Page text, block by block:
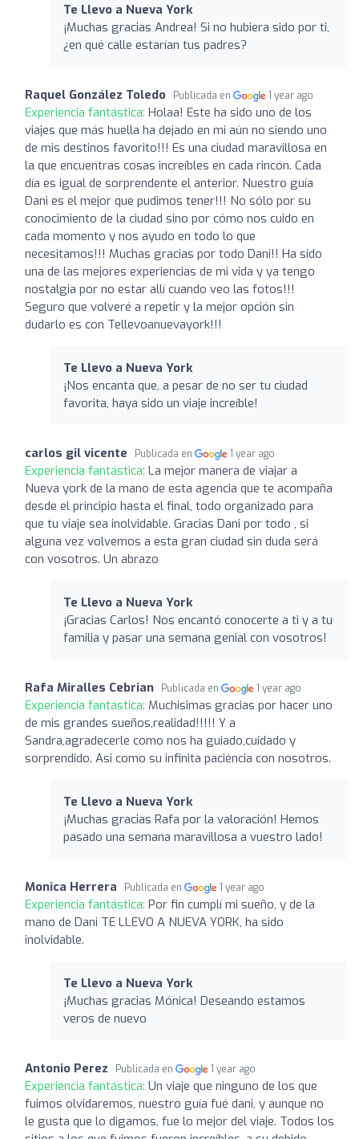
Te Llevo a Nueva York
¡Muchas gracias Andrea! Si no hubiera sido por ti,
¿en qué calle estarían tus padres?
Raquel González Toledo Publicada en 1 year ago
Experiencia fantástica: Holaa! Este ha sido uno de los
viajes que más huella ha dejado en mi aún no siendo uno
de mis destinos favorito!!! Es una ciudad maravillosa en
la que encuentras cosas increíbles en cada rincón. Cada
día es igual de sorprendente el anterior. Nuestro guía
Dani es el mejor que pudimos tener!!! No sólo por su
conocimiento de la ciudad sino por cómo nos cuido en
cada momento y nos ayudo en todo lo que
necesitamos!!! Muchas gracias por todo Dani!! Ha sido
una de las mejores experiencias de mi vida y ya tengo
nostalgia por no estar allí cuando veo las fotos!!!
Seguro que volveré a repetir y la mejor opción sin
dudarlo es con Tellevoanuevayork!!!
Te Llevo a Nueva York
¡Nos encanta que, a pesar de no ser tu ciudad
favorita, haya sido un viaje increíble!
carlos gil vicente Publicada en 1 year ago
Experiencia fantástica: La mejor manera de viajar a
Nueva york de la mano de esta agencia que te acompaña
desde el principio hasta el final, todo organizado para
que tu viaje sea inolvidable. Gracias Dani por todo , si
alguna vez volvemos a esta gran ciudad sin duda será
con vosotros. Un abrazo
Te Llevo a Nueva York
¡Gracias Carlos! Nos encantó conocerte a ti y a tu
familia y pasar una semana genial con vosotros!
Rafa Miralles Cebrian Publicada en 1 year ago
Experiencia fantástica: Muchisimas gracias por hacer uno
de mis grandes sueños,realidad!!!!! Y a
Sandra,agradecerle como nos ha guiado,cuidado y
sorprendido. Asi como su infinita paciéncia con nosotros.
Te Llevo a Nueva York
¡Muchas gracias Rafa por la valoración! Hemos
pasado una semana maravillosa a vuestro lado!
Monica Herrera Publicada en 1 year ago
Experiencia fantástica: Por fin cumplí mi sueño, y de la
mano de Dani TE LLEVO A NUEVA YORK, ha sido
inolvidable.
Te Llevo a Nueva York
¡Muchas gracias Mónica! Deseando estamos
veros de nuevo
Antonio Perez Publicada en 1 year ago
Experiencia fantástica: Un viaje que ninguno de los que
fuimos olvidaremos, nuestro guía fué dani, y aunque no
le gusta que lo digamos, fue lo mejor del viaje. Todos los